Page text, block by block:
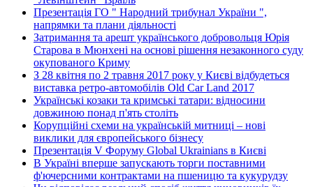
Презентація ГО " Народний трибунал України ",
напрямки та плани діяльності
Затримання та арешт українського добровольця Юрія
Старова в Мюнхені на основі рішення незаконного суду
окупованого Криму
З 28 квітня по 2 травня 2017 року у Києві відбудеться
виставка ретро-автомобілів Old Car Land 2017
Українські козаки та кримські татари: відносини
довжиною понад п'ять століть
Корупційні схеми на українській митниці – нові
виклики для європейського бізнесу
Презентація V Форуму Global Ukrainians в Києві
В Україні вперше запускають торги поставними
ф'ючерсними контрактами на пшеницю та кукурудзу